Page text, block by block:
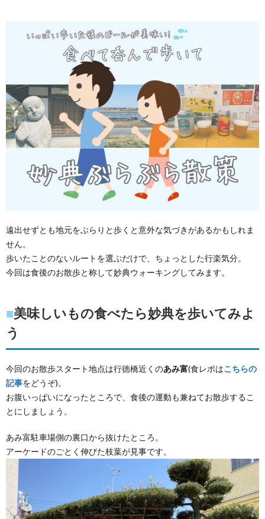
遠出せずとも地元をぶらりと歩くと意外な気づきがあるかもしれま
せん。
歩いたことのないルートを選ぶだけで、ちょっとした行楽気分。
今回は食後のお散歩と称して妙典ウォーキングしてみます。
■美味しいもの食べたら妙典を歩いてみよ
う
今回のお散歩スタート地点は行徳橋近くのあみ富(食レポはこちらの
記事をどうぞ)。
お腹いっぱいになったところで、食後の運動も兼ねてお散歩するこ
とにしましょう。
あみ富駐車場側の裏口から抜けたところ。
アーケードのごとく伸びた枝葉が見事です。